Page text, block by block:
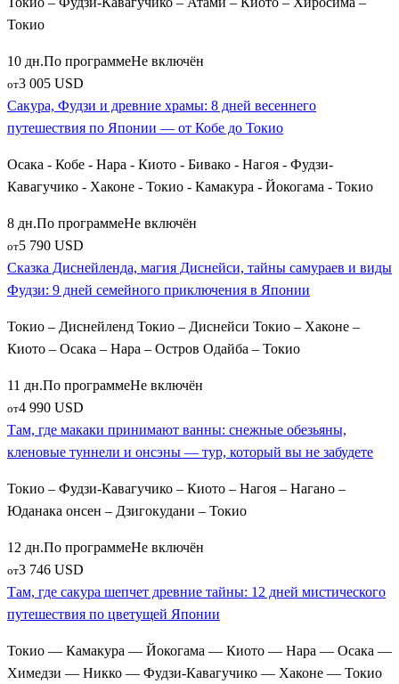
Токио
10 дн.По программеНе включён
от3 005 USD
Сакура, Фудзи и древние храмы: 8 дней весеннего
путешествия по Японии — от Кобе до Токио
Осака - Кобе - Нара - Киото - Бивако - Нагоя - Фудзи-
Кавагучико - Хаконе - Токио - Камакура - Йокогама - Токио
8 дн.По программеНе включён
от5 790 USD
Сказка Диснейленда, магия Диснейси, тайны самураев и виды
Фудзи: 9 дней семейного приключения в Японии
Токио – Диснейленд Токио – Диснейси Токио – Хаконе –
Киото – Осака – Нара – Остров Одайба – Токио
11 дн.По программеНе включён
от4 990 USD
Там, где макаки принимают ванны: снежные обезьяны,
кленовые туннели и онсэны — тур, который вы не забудете
Токио – Фудзи-Кавагучико – Киото – Нагоя – Нагано –
Юданака онсен – Дзигокудани – Токио
12 дн.По программеНе включён
от3 746 USD
Там, где сакура шепчет древние тайны: 12 дней мистического
путешествия по цветущей Японии
Токио — Камакура — Йокогама — Киото — Нара — Осака —
Химедзи — Никко — Фудзи-Кавагучико — Хаконе — Токио